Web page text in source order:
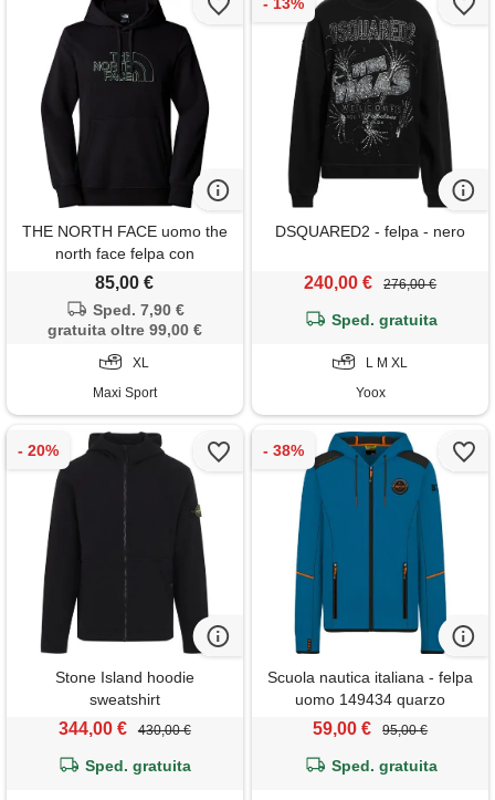
THE NORTH FACE uomo the
north face felpa con
cappuccio drew peak
85,00 €
Sped. 7,90 €
gratuita oltre 99,00 €
XL
Maxi Sport
DSQUARED2 - felpa - nero
240,00 € 276,00 €
Sped. gratuita
L M XL
Yoox
Stone Island hoodie
sweatshirt
344,00 € 430,00 €
Sped. gratuita
Scuola nautica italiana - felpa
uomo 149434 quarzo
59,00 € 95,00 €
Sped. gratuita